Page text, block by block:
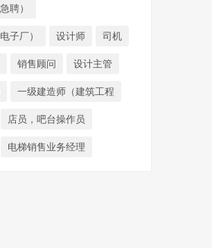
聘）
子厂） 设计师 司机
销售顾问 设计主管
一级建造师（建筑工程
店员，吧台操作员
电梯销售业务经理